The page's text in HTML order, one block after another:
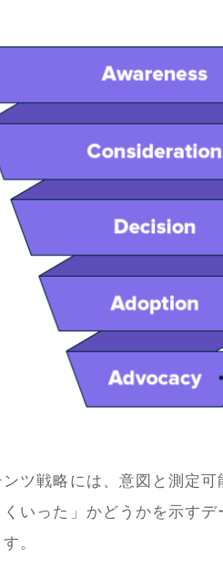
ンツ戦略には、意図と測定
くいった」かどうかを示す
。